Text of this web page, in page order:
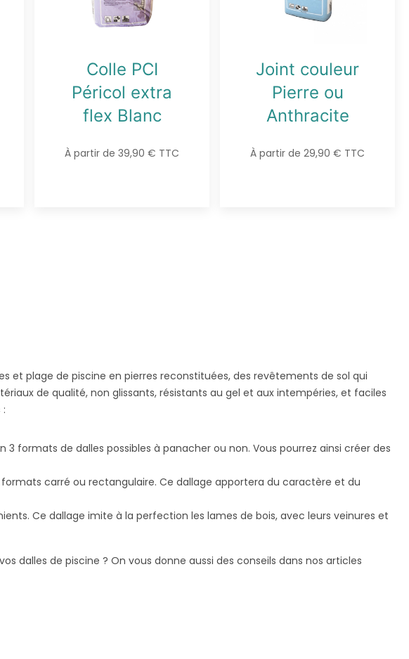
Colle PCI
Péricol extra
flex Blanc
À partir de 39,90 € TTC
Joint couleur
Pierre ou
Anthracite
À partir de 29,90 € TTC
et plage de piscine en pierres reconstituées, des revêtements de sol qui
de qualité, non glissants, résistants au gel et aux intempéries, et faciles
formats de dalles possibles à panacher ou non. Vous pourrez ainsi créer des
carré ou rectangulaire. Ce dallage apportera du caractère et du
Ce dallage imite à la perfection les lames de bois, avec leurs veinures et
dalles de piscine ? On vous donne aussi des conseils dans nos articles